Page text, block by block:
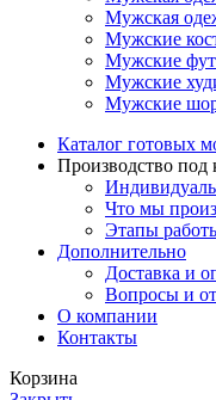
Мужская
Мужские
Мужские
Мужские
Мужские
Каталог готовых
Производство под
Что мы
Этапы
Дополнительно
Доставка и
Вопросы и
О компании
Контакты
Корзина